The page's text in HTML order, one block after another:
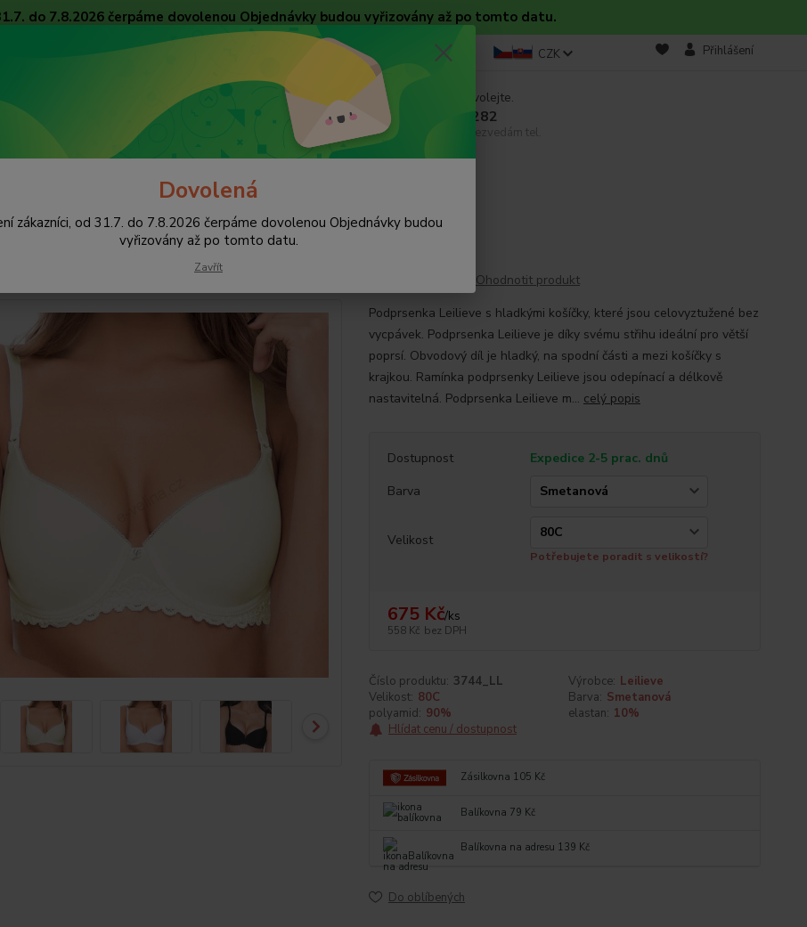
do 7.8.2026 čerpáme dovolenou Objednávky budou vyřizovány až po tomto datu.
Obchodní podmínky Tabulky velikostí Ochrana osobních údajů Blog CZK Přihlášení
Hledat
Nevíte si rady? Zavolejte.
+420 608 754 282
pište email, pokud nezvedám tel.
Bez vycpávek, nevyztužené Podprsenka Leilieve 3744
Leilieve 3744
Ohodnotit produkt
Podprsenka Leilieve s hladkými košíčky, které jsou celovyztužené bez
vycpávek. Podprsenka Leilieve je díky svému střihu ideální pro větší
poprsí. Obvodový díl je hladký, na spodní části a mezi košíčky s
krajkou. Ramínka podprsenky Leilieve jsou odepínací a délkově
nastavitelná. Podprsenka Leilieve m... celý popis
Dostupnost
Expedice 2-5 prac. dnů
Barva
Velikost
Potřebujete poradit s velikostí?
675 Kč/ks
558 Kč bez DPH
Číslo produktu: 3744_LL Výrobce: Leilieve
Velikost: 80C Barva: Smetanová
polyamid: 90% elastan: 10%
Hlídat cenu / dostupnost
Zásilkovna 105 Kč
Balíkovna 79 Kč
Balíkovna na adresu 139 Kč
Do oblíbených
Dovolená
zákazníci, od 31.7. do 7.8.2026 čerpáme dovolenou Objednávky budou
vyřizovány až po tomto datu.
Zavřít